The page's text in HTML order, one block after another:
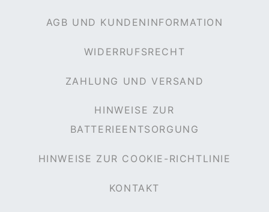
AGB UND KUNDENINFORMATION
WIDERRUFSRECHT
ZAHLUNG UND VERSAND
HINWEISE ZUR
BATTERIEENTSORGUNG
HINWEISE ZUR COOKIE-RICHTLINIE
KONTAKT